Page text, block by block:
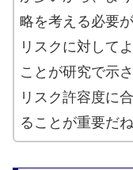
略を考える必要
リスクに対して
ことが研究で示
リスク許容度に
ることが重要だね